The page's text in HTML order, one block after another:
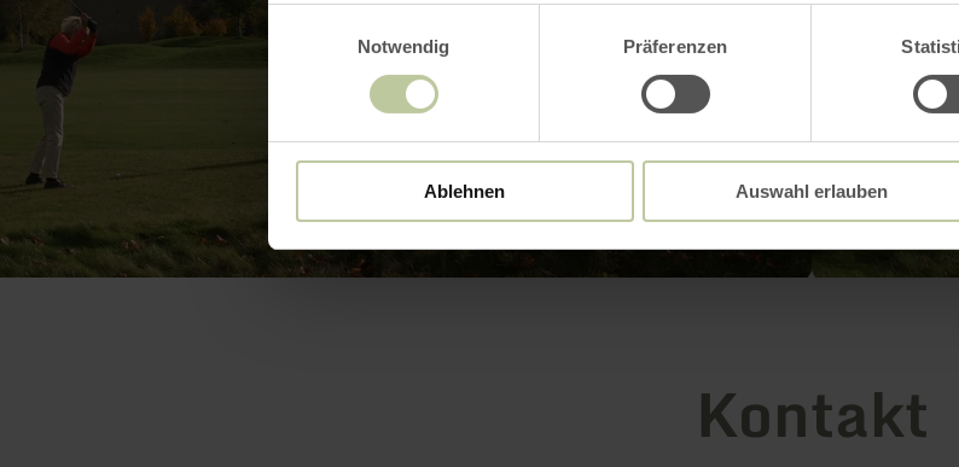
Notwendig
Präferenzen
Ablehnen Auswahl erlauben
Kontakt